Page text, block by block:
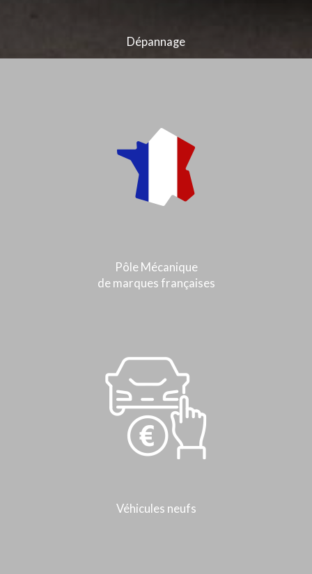
Dépannage
Pôle Mécanique
de marques françaises
Véhicules neufs